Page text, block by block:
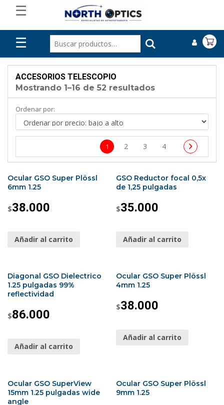
☰
☰
ACCESORIOS TELESCOPIO
Mostrando 1–16 de 52 resultados
Ordenar por:
1 2 3 4
Ocular GSO Super Plössl
6mm 1.25
$38.000
Añadir al carrito
GSO Reductor focal 0,5x
de 1,25 pulgadas
$35.000
Añadir al carrito
Diagonal GSO Dielectrico
1.25 pulgadas 99%
reflectividad
$86.000
Añadir al carrito
Ocular GSO Super Plössl
4mm 1.25
$38.000
Añadir al carrito
Ocular GSO SuperView
15mm 1.25 pulgadas wide
angle
Ocular GSO Super Plössl
9mm 1.25